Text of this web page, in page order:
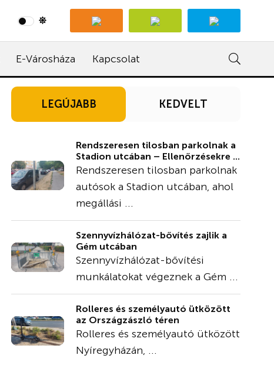
E-Városháza Kapcsolat
LEGÚJABB KEDVELT
Rendszeresen tilosban parkolnak a
Stadion utcában – Ellenőrzésekre ...
Rendszeresen tilosban parkolnak
autósok a Stadion utcában, ahol
megállási ...
Szennyvízhálózat-bővítés zajlik a
Gém utcában
Szennyvízhálózat-bővítési
munkálatokat végeznek a Gém ...
Rolleres és személyautó ütközött
az Országzászló téren
Rolleres és személyautó ütközött
Nyíregyházán, ...